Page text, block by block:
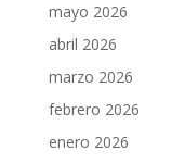
mayo 2026
abril 2026
marzo 2026
febrero 2026
enero 2026